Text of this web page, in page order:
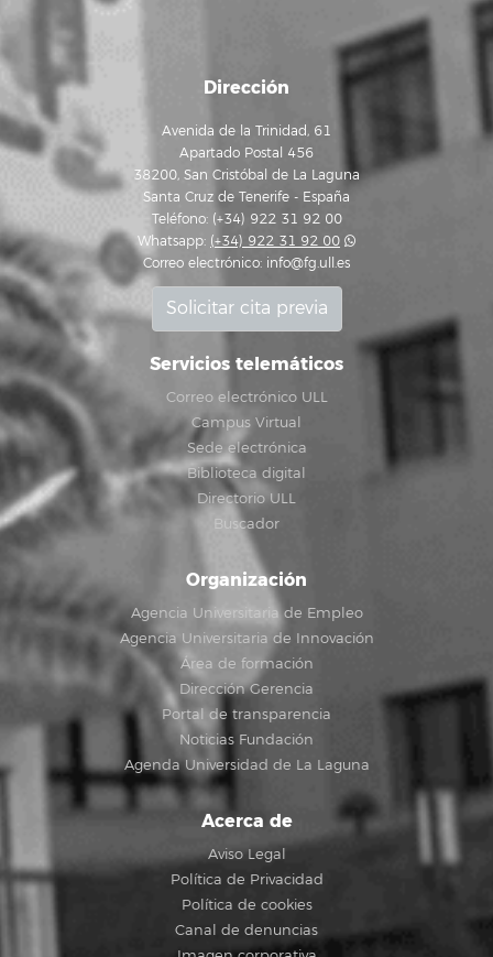
Dirección
Avenida de la Trinidad, 61
Apartado Postal 456
38200, San Cristóbal de La Laguna
Santa Cruz de Tenerife - España
Teléfono: (+34) 922 31 92 00
Whatsapp: (+34) 922 31 92 00
Correo electrónico: info@fg.ull.es
Solicitar cita previa
Servicios telemáticos
Correo electrónico ULL
Campus Virtual
Sede electrónica
Biblioteca digital
Directorio ULL
Buscador
Organización
Agencia Universitaria de Empleo
Agencia Universitaria de Innovación
Área de formación
Dirección Gerencia
Portal de transparencia
Noticias Fundación
Agenda Universidad de La Laguna
Acerca de
Aviso Legal
Política de Privacidad
Política de cookies
Canal de denuncias